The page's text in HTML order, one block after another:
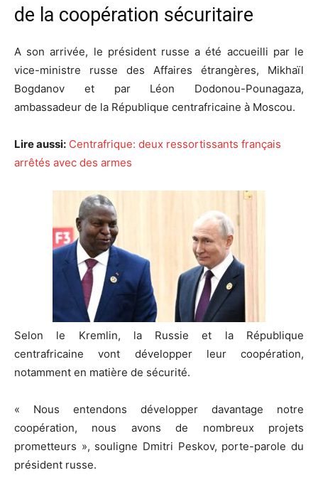
de la coopération sécuritaire
A son arrivée, le président russe a été accueilli par le
vice-ministre russe des Affaires étrangères, Mikhaïl
Bogdanov et par Léon Dodonou-Pounagaza,
ambassadeur de la République centrafricaine à Moscou.
Lire aussi: Centrafrique: deux ressortissants français
arrêtés avec des armes
Selon le Kremlin, la Russie et la République
centrafricaine vont développer leur coopération,
notamment en matière de sécurité.
« Nous entendons développer davantage notre
coopération, nous avons de nombreux projets
prometteurs », souligne Dmitri Peskov, porte-parole du
président russe.